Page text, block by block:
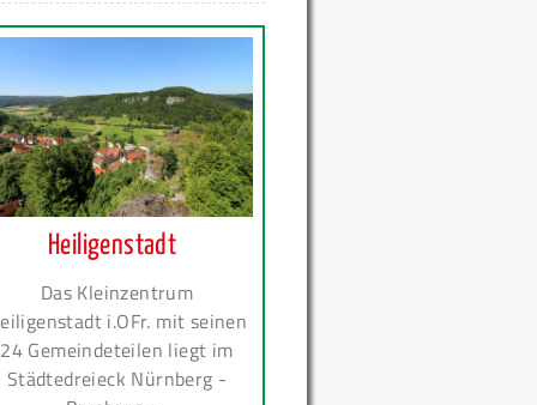
Heiligenstadt
Das Kleinzentrum
i.OFr. mit seinen
24 Gemeindeteilen liegt im
Städtedreieck Nürnberg -